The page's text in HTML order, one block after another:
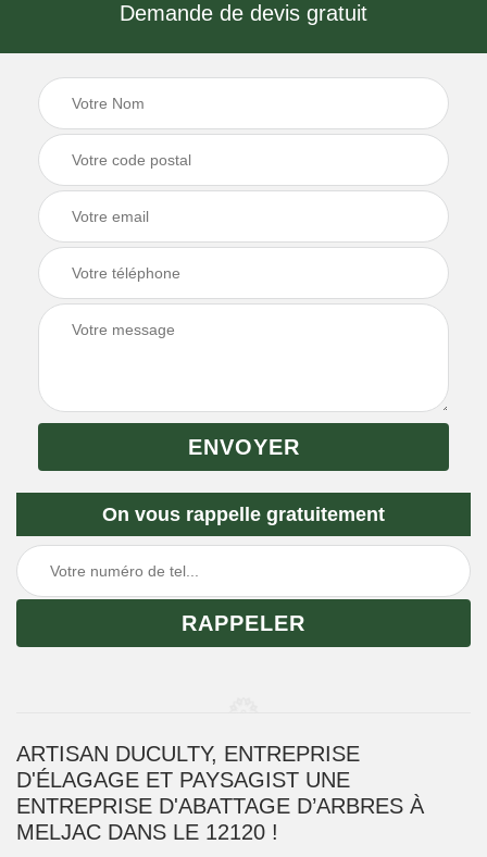
Demande de devis gratuit
On vous rappelle gratuitement
ARTISAN DUCULTY, ENTREPRISE
D'ÉLAGAGE ET PAYSAGIST UNE
ENTREPRISE D'ABATTAGE D’ARBRES À
MELJAC DANS LE 12120 !